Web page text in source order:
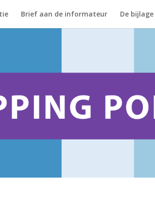
Brief aan de informateur De bijlage